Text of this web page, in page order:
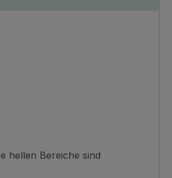
hellen Bereiche sind
...